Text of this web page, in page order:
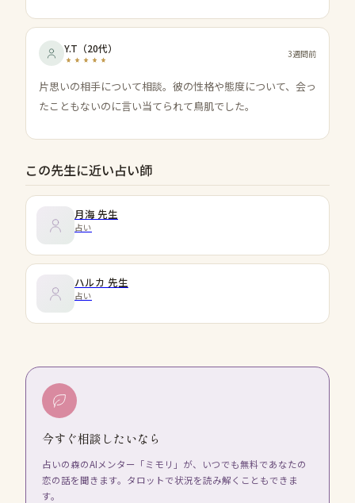
Y.T （20代） 3週間前
片思いの相手について相談。彼の性格や態度について、会っ
たこともないのに言い当てられて鳥肌でした。
この先生に近い占い師
月海 先生
占い
ハルカ 先生
占い
今すぐ相談したいなら
占いの森のAIメンター「ミモリ」が、いつでも無料であなたの
恋の話を聞きます。タロットで状況を読み解くこともできま
す。